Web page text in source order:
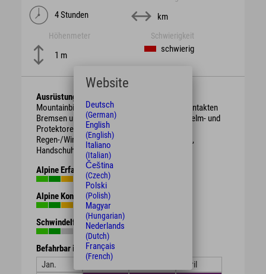
4 Stunden km
Höhenmeter
1 m
Schwierigkeit
schwierig
Ausrüstung
Mountainbike mit berggängiger Übersetzung, intakten
Bremsen und genügend Bremsbelag. Schutzhelm- und
Protektoren.
Regen-/Wind-/Sonnen-/Wetterschutzkleidung,
Handschuhe, Getränk, Proviant.
Alpine Erfahrung
Alpine Kondition
Schwindelfreiheit
Befahrbar in den Monaten
Jan.
April
Website
Deutsch
(German)
English
(English)
Italiano
(Italian)
Čeština
(Czech)
Polski
(Polish)
Magyar
(Hungarian)
Nederlands
(Dutch)
Français
(French)